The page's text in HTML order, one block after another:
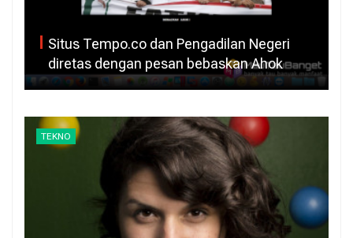
Situs Tempo.co dan Pengadilan Negeri
diretas dengan pesan bebaskan Ahok
TEKNO